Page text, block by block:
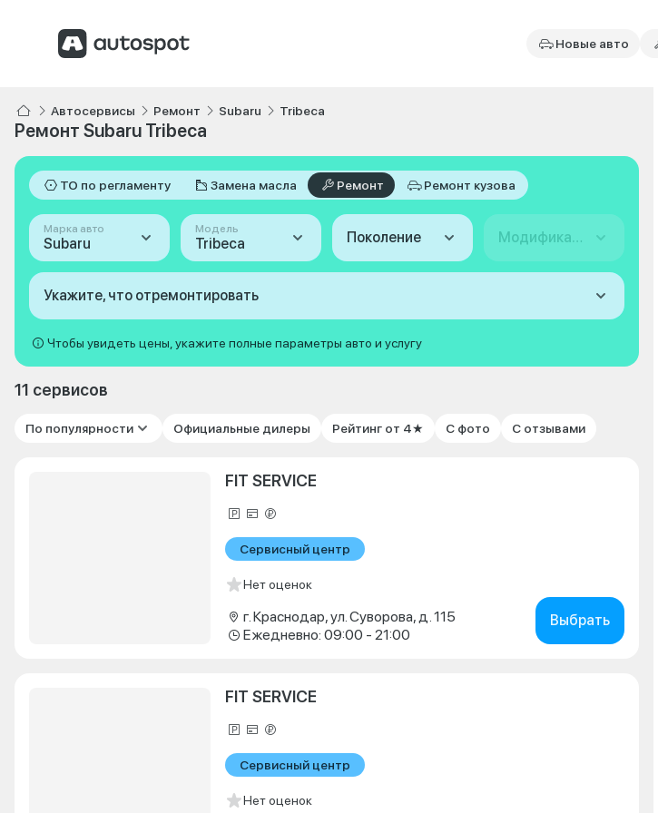
Новые авто
Автосервисы Ремонт Subaru Tribeca
Ремонт Subaru Tribeca
ТО по регламенту Замена масла Ремонт Ремонт кузова
Марка авто
Subaru
Модель
Tribeca Поколение Модификация
Укажите, что отремонтировать
Чтобы увидеть цены, укажите полные параметры авто и услугу
11 сервисов
По популярности Официальные дилеры Рейтинг от 4★ С фото С отзывами
FIT SERVICE
Сервисный центр
Нет оценок
г. Краснодар, ул. Суворова, д. 115
Ежедневно: 09:00 - 21:00
Выбрать
FIT SERVICE
Сервисный центр
Нет оценок